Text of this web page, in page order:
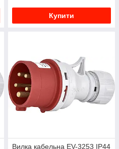
Купити
Вилка кабельна EV-3253 IP44